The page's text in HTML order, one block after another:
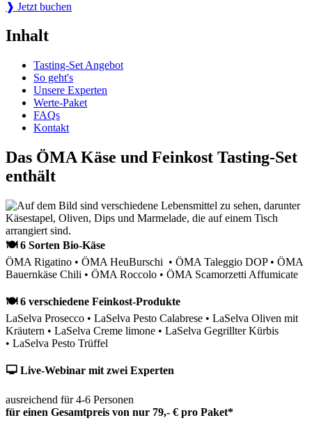
❱ Jetzt buchen
Inhalt
Tasting-Set Angebot
So geht's
Unsere Experten
Werte-Paket
FAQs
Kontakt
Das ÖMA Käse und Feinkost Tasting-Set
enthält
🍽 6 Sorten Bio-Käse
ÖMA Rigatino • ÖMA HeuBurschi • ÖMA Taleggio DOP • ÖMA
Bauernkäse Chili • ÖMA Roccolo • ÖMA Scamorzetti Affumicate
🍽 6 verschiedene Feinkost-Produkte
LaSelva Prosecco • LaSelva Pesto Calabrese • LaSelva Oliven mit
Kräutern • LaSelva Creme limone • LaSelva Gegrillter Kürbis
• LaSelva Pesto Trüffel
🖵 Live-Webinar mit zwei Experten
ausreichend für 4-6 Personen
für einen Gesamtpreis von nur 79,- € pro Paket*